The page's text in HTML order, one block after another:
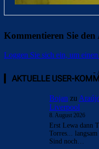
Kommentieren Sie
Loggen Sie sich ein, um
-
AKTUELLE USER-
Bojan zu
Liverpool
8. August 2026
Erst Lewa dann
Torres...
Sind noch…